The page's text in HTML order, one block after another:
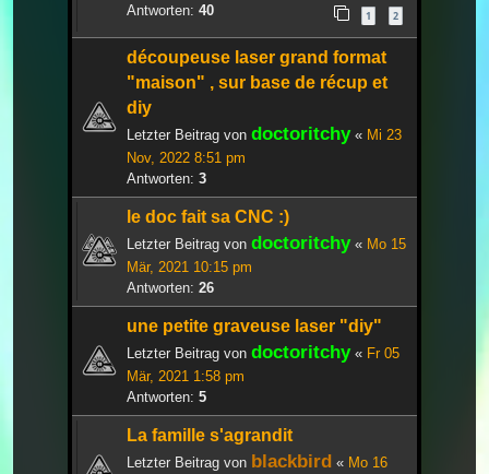
Antworten: 40 1 2
découpeuse laser grand format
"maison" , sur base de récup et
diy
Letzter Beitrag von doctoritchy« Mi 23
Nov, 2022 8:51 pm
Antworten: 3
le doc fait sa CNC :)
Letzter Beitrag von doctoritchy« Mo 15
Mär, 2021 10:15 pm
Antworten: 26
une petite graveuse laser "diy"
Letzter Beitrag von doctoritchy« Fr 05
Mär, 2021 1:58 pm
Antworten: 5
La famille s'agrandit
Letzter Beitrag von blackbird « Mo 16